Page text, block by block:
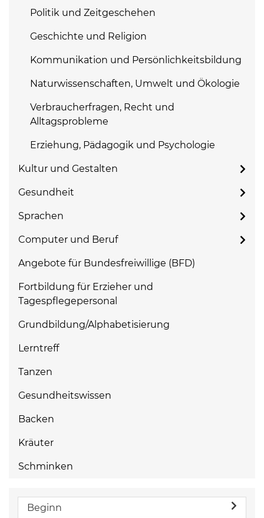
Politik und Zeitgeschehen
Geschichte und Religion
Kommunikation und Persönlichkeitsbildung
Naturwissenschaften, Umwelt und Ökologie
Verbraucherfragen, Recht und
Alltagsprobleme
Erziehung, Pädagogik und Psychologie
Kultur und Gestalten
Gesundheit
Sprachen
Computer und Beruf
Angebote für Bundesfreiwillige (BFD)
Fortbildung für Erzieher und
Tagespflegepersonal
Grundbildung/Alphabetisierung
Lerntreff
Tanzen
Gesundheitswissen
Backen
Kräuter
Schminken
Beginn